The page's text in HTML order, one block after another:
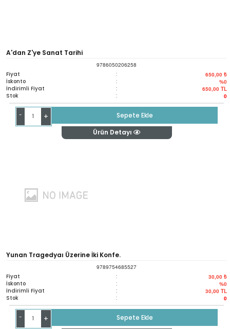
A'dan Z'ye Sanat Tarihi
9786050206258
Fiyat : 650,00 ₺
İskonto : %0
İndirimli Fiyat : 650,00 TL
Stok : 0
- +
Sepete Ekle
Ürün Detayı
Yunan Tragedyaı Üzerine İki Konfe.
9789754685527
Fiyat : 30,00 ₺
İskonto : %0
İndirimli Fiyat : 30,00 TL
Stok : 0
- +
Sepete Ekle